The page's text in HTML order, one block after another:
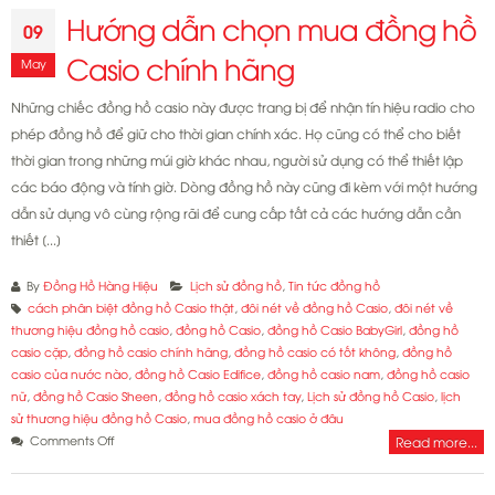
09
May
Hướng dẫn chọn mua đồng hồ
Casio chính hãng
Những chiếc đồng hồ casio này được trang bị để nhận tín hiệu radio cho
phép đồng hồ để giữ cho thời gian chính xác. Họ cũng có thể cho biết
thời gian trong những múi giờ khác nhau, người sử dụng có thể thiết lập
các báo động và tính giờ. Dòng đồng hồ này cũng đi kèm với một hướng
dẫn sử dụng vô cùng rộng rãi để cung cấp tất cả các hướng dẫn cần
thiết [...]
By Đồng Hồ Hàng Hiệu Lịch sử đồng hồ, Tin tức đồng hồ
cách phân biệt đồng hồ Casio thật, đôi nét về đồng hồ Casio, đôi nét về
thương hiệu đồng hồ casio, đồng hồ Casio, đồng hồ Casio BabyGirl, đồng hồ
casio cặp, đồng hồ casio chính hãng, đồng hồ casio có tốt không, đồng hồ
casio của nước nào, đồng hồ Casio Edifice, đồng hồ casio nam, đồng hồ casio
nữ, đồng hồ Casio Sheen , đồng hồ casio xách tay, Lịch sử đồng hồ Casio, lịch
sử thương hiệu đồng hồ Casio, mua đồng hồ casio ở đâu
Comments Offon
Read more...